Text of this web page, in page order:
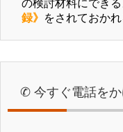
の検討材料にでき
録》 をされておか
✆ 今すぐ電話をか